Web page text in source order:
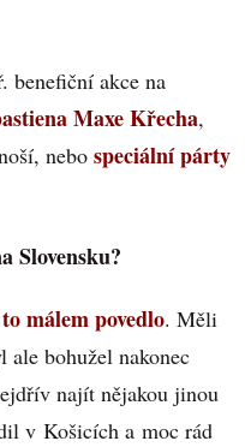
benefiční akce na
Maxe Křecha,
nebo speciální párty
Slovensku?
málem povedlo. Měli
ale bohužel nakonec
najít nějakou jinou
v Košicích a moc rád